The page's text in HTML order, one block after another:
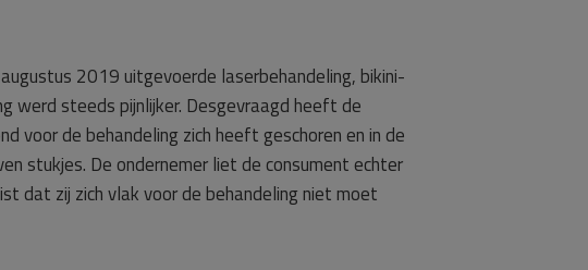
2019 uitgevoerde laserbehandeling, bikini-
werd steeds pijnlijker. Desgevraagd heeft de
voor de behandeling zich heeft geschoren en in de
stukjes. De ondernemer liet de consument echter
dat zij zich vlak voor de behandeling niet moet